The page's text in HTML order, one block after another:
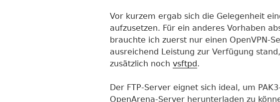
Vor kurzem ergab sich die Gelegenheit
aufzusetzen. Für ein anderes Vorhaben
brauchte ich zuerst nur einen OpenVPN-
ausreichend Leistung zur Verfügung
zusätzlich noch vsftpd.
Der FTP-Server eignet sich ideal, um
OpenArena-Server herunterladen zu